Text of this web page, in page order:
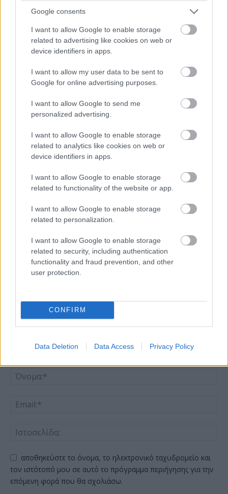
Google consents
I want to allow Google to enable storage
related to advertising like cookies on web or
device identifiers in apps.
I want to allow my user data to be sent to
Google for online advertising purposes.
I want to allow Google to send me
personalized advertising.
I want to allow Google to enable storage
related to analytics like cookies on web or
device identifiers in apps.
I want to allow Google to enable storage
related to functionality of the website or app.
I want to allow Google to enable storage
related to personalization.
I want to allow Google to enable storage
related to security, including authentication
functionality and fraud prevention, and other
user protection.
CONFIRM
Data Deletion Data Access Privacy Policy
ΠΕΡΙΣΣΟΤΕΡΑ ΑΠΟ ΤΟΝ ΔΗΜΙΟΥΡΓΟ
Ο Cine Καλησπερίτης, παρουσιάζει
την ταινία «Τα Φτηνά Τσιγάρα», την
Παρασκευή στις 7/8/2026, στις
21:15μ.μ. στην παραλία «Αλυκή»
Καλησπερίτη, με την παιδική ταινία
«ZOOTOPIA 2», την Πέμπτη στις
παραλία «Αλυκή»
Ο Cine Καλησπερίτης παρουσιάζει την
ταινία, «Bomber & Paganini», την Τρίτη
4/8/2026, στις 21:15μ.μ. στην
ΑΦΗΣΤΕ ΜΙΑ ΑΠΑΝΤΗΣΗ
αποθηκεύστε το όνομα, το ηλεκτρονικό ταχυδρομείο και
τον ιστότοπό μου σε αυτό το πρόγραμμα περιήγησης για την
επόμενη φορά που θα σχολιάσω.